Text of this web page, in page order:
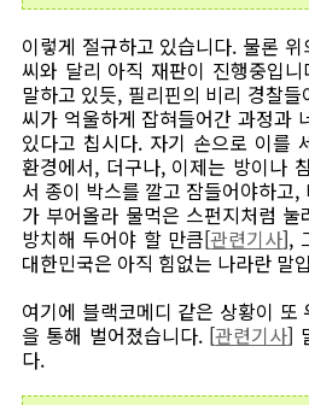
이렇게 절규하고 있습니다. 물론
씨와 달리 아직 재판이 진행중입
말하고 있듯, 필리핀의 비리 경찰
씨가 억울하게 잡혀들어간 과정과
있다고 칩시다. 자기 손으로 이를
환경에서, 더구나, 이제는 방이나
서 종이 박스를 깔고 잠들어야하고
가 부어올라 물먹은 스펀지처럼
방치해 두어야 할 만큼[관련기사],
대한민국은 아직 힘없는 나라란 말
여기에 블랙코메디 같은 상황이 또
을 통해 벌어졌습니다. [관련기사]
다.